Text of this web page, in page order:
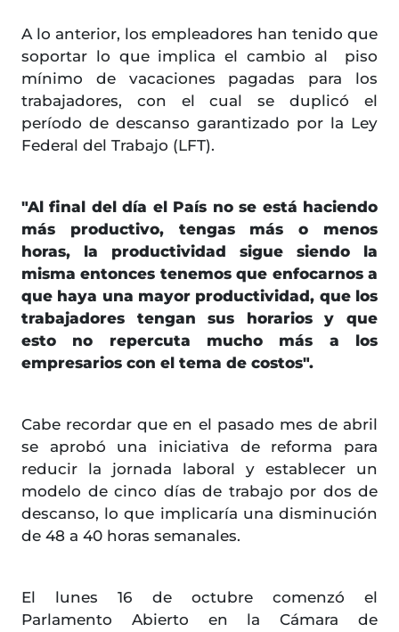
A lo anterior, los empleadores han tenido que
soportar lo que implica el cambio al piso
mínimo de vacaciones pagadas para los
trabajadores, con el cual se duplicó el
período de descanso garantizado por la Ley
Federal del Trabajo (LFT).
"Al final del día el País no se está haciendo
más productivo, tengas más o menos
horas, la productividad sigue siendo la
misma entonces tenemos que enfocarnos a
que haya una mayor productividad, que los
trabajadores tengan sus horarios y que
esto no repercuta mucho más a los
empresarios con el tema de costos".
Cabe recordar que en el pasado mes de abril
se aprobó una iniciativa de reforma para
reducir la jornada laboral y establecer un
modelo de cinco días de trabajo por dos de
descanso, lo que implicaría una disminución
de 48 a 40 horas semanales.
El lunes 16 de octubre comenzó el
Parlamento Abierto en la Cámara de